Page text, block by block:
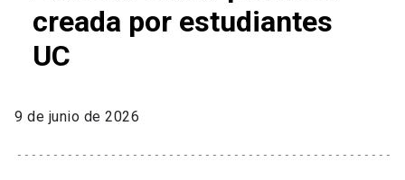
creada por estudiantes
UC
9 de junio de 2026